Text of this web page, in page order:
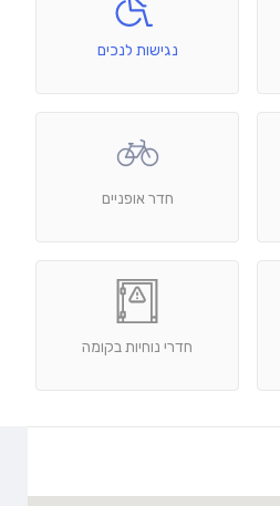
נגישות לנכים
חדר אופניים
חדרי נוחיות בקומה